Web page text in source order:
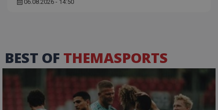
06.08.2026 - 14:50
BEST OF THEMASPORTS